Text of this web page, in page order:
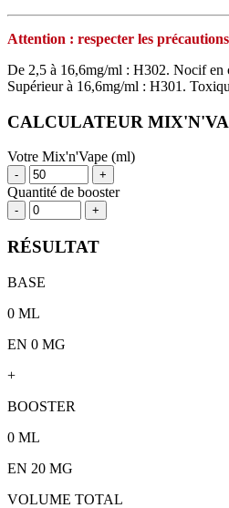
Attention : respecter les
De 2,5 à 16,6mg/ml : H302. Nocif en
Supérieur à 16,6mg/ml : H301.
CALCULATEUR
Votre Mix'n'Vape (ml)
- +
Quantité de booster
- +
RÉSULTAT
BASE
0 ML
EN 0 MG
+
BOOSTER
0 ML
EN 20 MG
VOLUME TOTAL